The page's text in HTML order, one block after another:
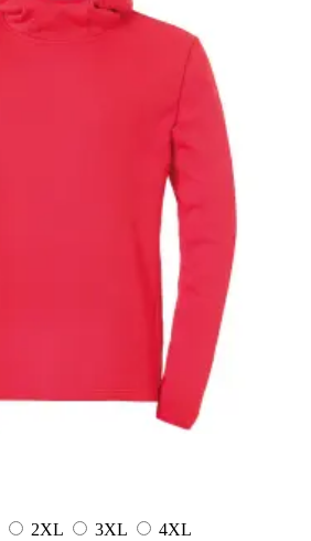
2XL 3XL
4XL